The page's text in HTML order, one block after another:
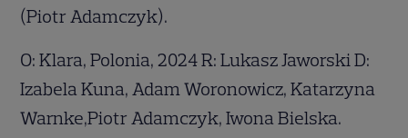
(Piotr Adamczyk).
O: Klara, Polonia, 2024 R: Lukasz Jaworski D:
Izabela Kuna, Adam Woronowicz, Katarzyna
Warnke,Piotr Adamczyk, Iwona Bielska.